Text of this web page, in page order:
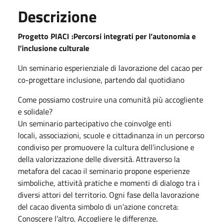
Descrizione
Progetto PIACI :Percorsi integrati per l’autonomia e
l’inclusione culturale
Un seminario esperienziale di lavorazione del cacao per
co-progettare inclusione, partendo dal quotidiano
Come possiamo costruire una comunità più accogliente
e solidale?
Un seminario partecipativo che coinvolge enti
locali, associazioni, scuole e cittadinanza in un percorso
condiviso per promuovere la cultura dell’inclusione e
della valorizzazione delle diversità. Attraverso la
metafora del cacao il seminario propone esperienze
simboliche, attività pratiche e momenti di dialogo tra i
diversi attori del territorio. Ogni fase della lavorazione
del cacao diventa simbolo di un’azione concreta:
Conoscere l’altro, Accogliere le differenze,